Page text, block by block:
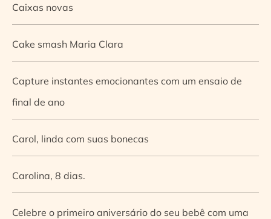
Caixas novas
Cake smash Maria Clara
Capture instantes emocionantes com um ensaio de
final de ano
Carol, linda com suas bonecas
Carolina, 8 dias.
Celebre o primeiro aniversário do seu bebê com uma